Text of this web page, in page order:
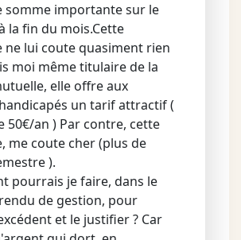
somme importante sur le
la fin du mois.Cette
ne lui coute quasiment rien
moi même titulaire de la
elle offre aux
un tarif attractif (
50€/an ) Par contre, cette
me coute cher (plus de
).
pourrais je faire, dans le
de gestion, pour
et le justifier ? Car